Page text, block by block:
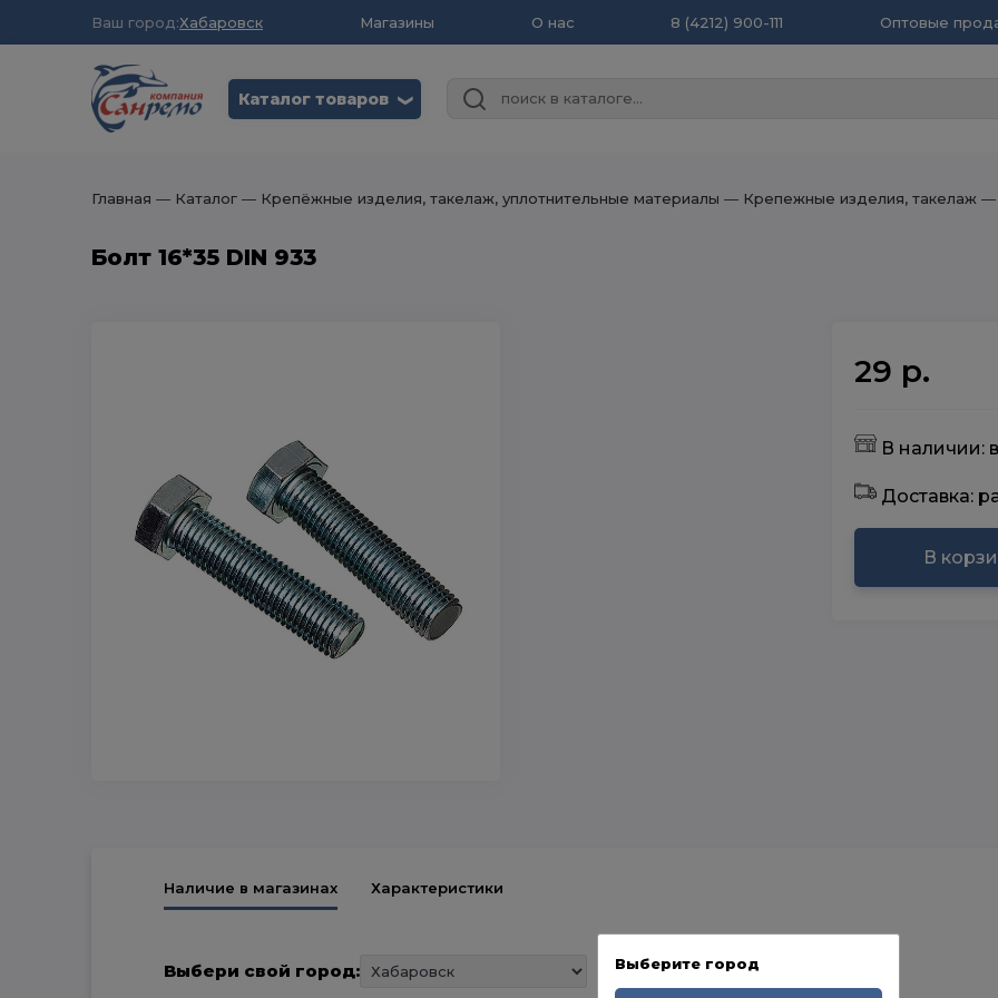
Ваш город:Хабаровск Магазины О нас 8 (4212) 900-111 Оптовые
Каталог товаров ❮
Главная ― Каталог ― Крепёжные изделия, такелаж, уплотнительные материалы ― Крепежные изделия, такелаж ―
Болт 16*35 DIN 933
29 р.
В наличии:
Доставка:
В
Наличие в магазинах Характеристики
Выбери свой город: Выберите город